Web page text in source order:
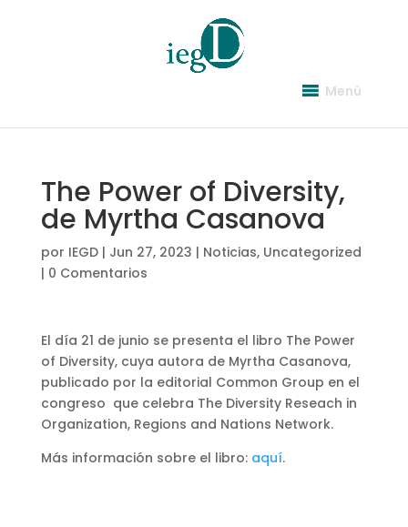
Menú
The Power of Diversity,
de Myrtha Casanova
por IEGD| Jun 27, 2023 | Noticias, Uncategorized
| 0 Comentarios
El día 21 de junio se presenta el libro The Power
of Diversity, cuya autora de Myrtha Casanova,
publicado por la editorial Common Group en el
congreso que celebra The Diversity Reseach in
Organization, Regions and Nations Network.
Más información sobre el libro: aquí.